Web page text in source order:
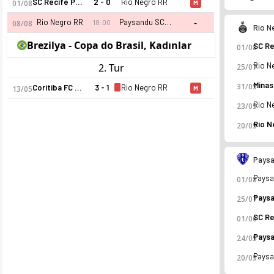
Rio Negro RR 2026 sezonu | Kadınlar Serie A2'de 11.
01/08 M
08/08 Rio Negro RR 18:00 Paysandu SC PA (K)
-
Brezilya - Copa do Brasil, Kadınlar
2. Tur
13/05 Coritiba FC PR (K) 3 - 1 Rio Negro RR M
Rio
01/08
25/07
31/05
23/05
20/05
01/08
25/07
01/06
24/05
20/05